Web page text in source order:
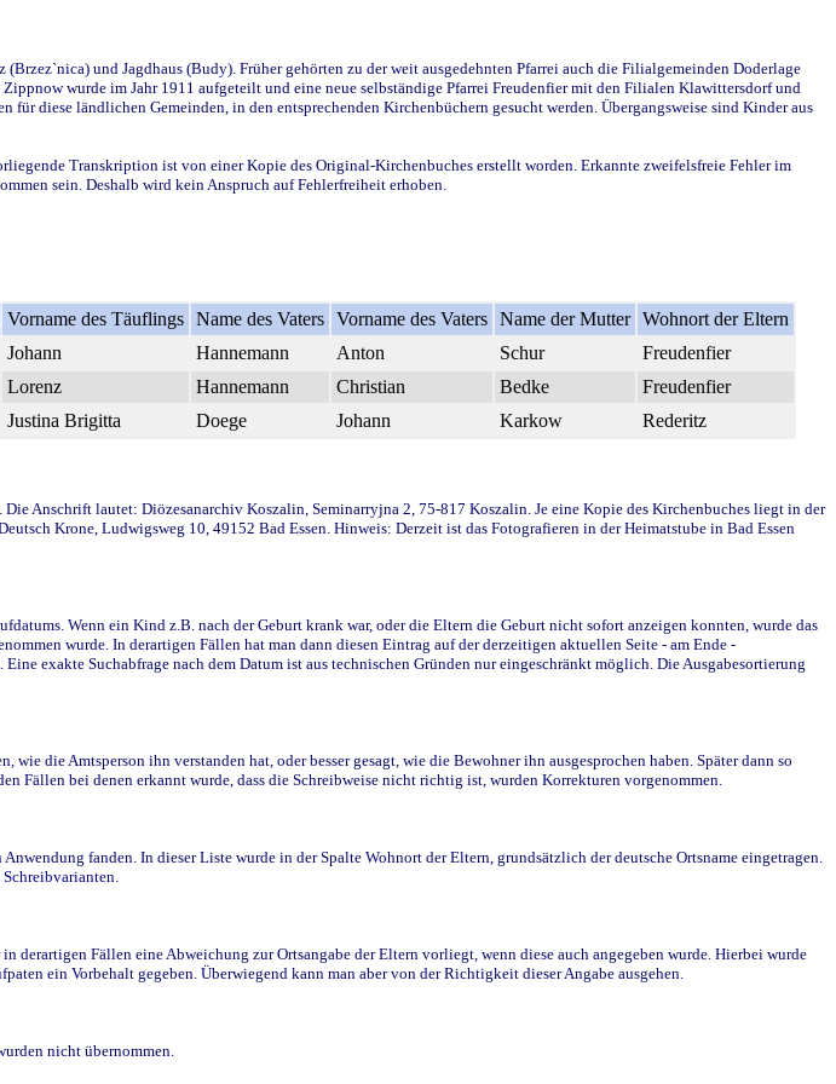
und Jagdhaus (Budy). Früher gehörten zu der weit ausgedehnten Pfarrei auch die Filialgemeinden Doderlage
wurde im Jahr 1911 aufgeteilt und eine neue selbständige Pfarrei Freudenfier mit den Filialen Klawittersdorf und
diese ländlichen Gemeinden, in den entsprechenden Kirchenbüchern gesucht werden. Übergangsweise sind Kinder aus
Transkription ist von einer Kopie des Original-Kirchenbuches erstellt worden. Erkannte zweifelsfreie Fehler im
sein. Deshalb wird kein Anspruch auf Fehlerfreiheit erhoben.
Vorname des Täuflings Name des Vaters Vorname des Vaters Name der Mutter Wohnort der Eltern
Johann Hannemann Anton Schur
Freudenfier
Lorenz Hannemann Christian Bedke
Freudenfier
Justina Brigitta Doege Johann Karkow Rederitz
Anschrift lautet: Diözesanarchiv Koszalin, Seminarryjna 2, 75-817 Koszalin. Je eine Kopie des Kirchenbuches liegt in der
Krone, Ludwigsweg 10, 49152 Bad Essen. Hinweis: Derzeit ist das Fotografieren in der Heimatstube in Bad Essen
Wenn ein Kind z.B. nach der Geburt krank war, oder die Eltern die Geburt nicht sofort anzeigen konnten, wurde das
wurde. In derartigen Fällen hat man dann diesen Eintrag auf der derzeitigen aktuellen Seite - am Ende -
exakte Suchabfrage nach dem Datum ist aus technischen Gründen nur eingeschränkt möglich. Die Ausgabesortierung
die Amtsperson ihn verstanden hat, oder besser gesagt, wie die Bewohner ihn ausgesprochen haben. Später dann so
Fällen bei denen erkannt wurde, dass die Schreibweise nicht richtig ist, wurden Korrekturen vorgenommen.
fanden. In dieser Liste wurde in der Spalte Wohnort der Eltern, grundsätzlich der deutsche Ortsname eingetragen.
derartigen Fällen eine Abweichung zur Ortsangabe der Eltern vorliegt, wenn diese auch angegeben wurde. Hierbei wurde
ein Vorbehalt gegeben. Überwiegend kann man aber von der Richtigkeit dieser Angabe ausgehen.
nicht übernommen.